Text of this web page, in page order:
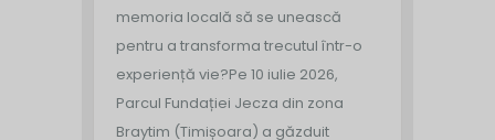
memoria locală să se unească
pentru a transforma trecutul într-o
experiență vie?Pe 10 iulie 2026,
Parcul Fundației Jecza din zona
Braytim (Timișoara) a găzduit